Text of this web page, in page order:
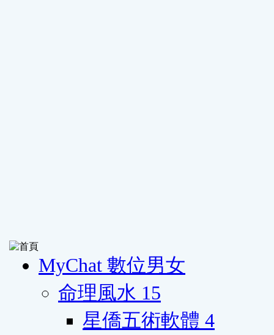
MyChat 數位男女
命理風水 15
星僑五術軟體 4